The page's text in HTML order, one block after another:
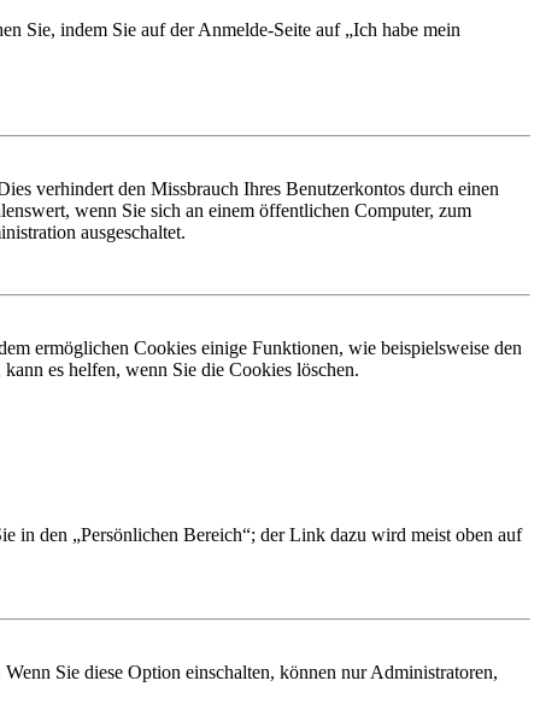
Sie, indem Sie auf der Anmelde-Seite auf „Ich habe mein
verhindert den Missbrauch Ihres Benutzerkontos durch einen
wenn Sie sich an einem öffentlichen Computer, zum
ausgeschaltet.
ermöglichen Cookies einige Funktionen, wie beispielsweise den
es helfen, wenn Sie die Cookies löschen.
in den „Persönlichen Bereich“; der Link dazu wird meist oben auf
Sie diese Option einschalten, können nur Administratoren,